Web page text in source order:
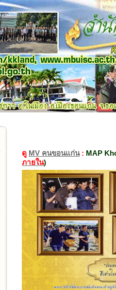
ดู MV คนขอนแก่น: MAP
ภายใน)